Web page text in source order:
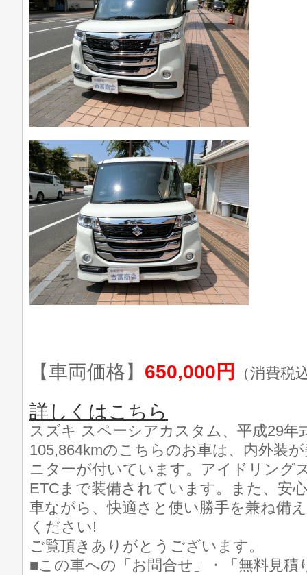
【車両価格】 650,000円 （消費税
詳しくはこちら
スズキ スペーシアカスタム、平成29年
105,864kmのこちらのお車は、内外装
ニターが付いています。アイドリング
ETCまで装備されています。また、安
車ながら、快適さと使い勝手を兼ね備
ください!
ご覧頂きありがとうございます。
■この車への「お問合せ」・「無料見積